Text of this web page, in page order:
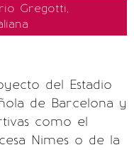
Gregotti,
del Estadio
de Barcelona y
como el
Nimes o de la